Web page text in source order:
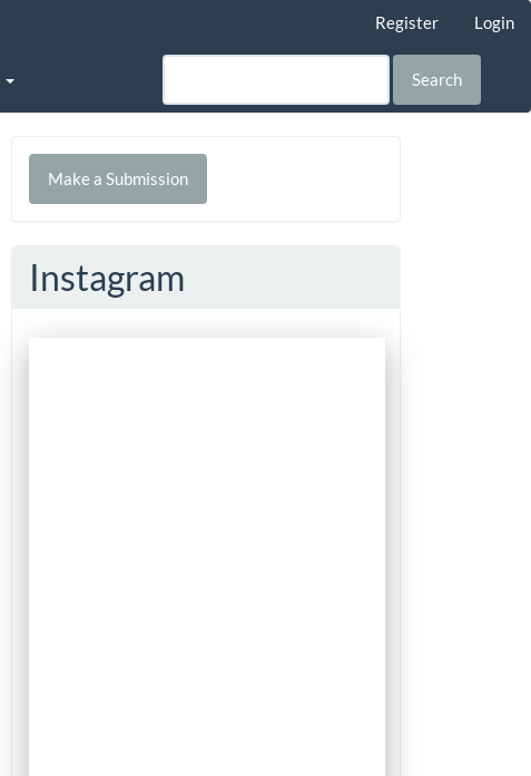
Register Login
Search
Make
Make a Submission
Instagram